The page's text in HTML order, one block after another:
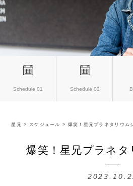
Schedule 01 Schedule 02
星兄 > スケジュール > 爆笑！星兄プラネタリウム
爆笑！星兄プラネタ